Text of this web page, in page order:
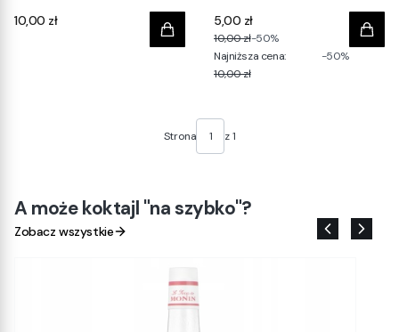
Cena
10,00 zł
5,00 zł
10,00 zł-50%
Najniższa cena:
10,00 zł
-50%
Strona z 1
A może koktajl "na szybko"?
Zobacz wszystkie